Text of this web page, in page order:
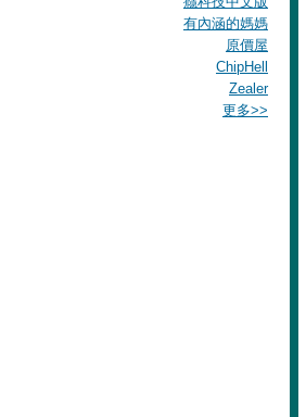
有內涵的媽媽
原價屋
ChipHell
Zealer
更多>>